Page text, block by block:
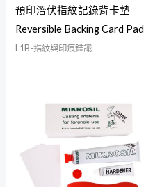
預印潛伏指紋記錄背卡墊
Reversible Backing Card Pad
L1B-指紋與印痕鑑識